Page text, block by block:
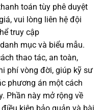
toán tùy phê duyệt
vui lòng liên hệ đội
truy cập
mục và biểu mẫu.
thao tác, an toàn,
phí vòng đời, giúp kỹ sư
phương án một cách
Phần này mở rộng về